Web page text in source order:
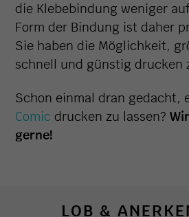
die Klebebindung weniger
Form der Bindung ist daher
Sie haben die Möglichkeit,
schnell und günstig drucken
Schon einmal dran gedacht,
Comic drucken zu lassen?
gerne!
LOB &